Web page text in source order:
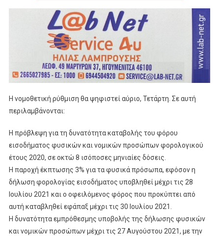
Η νομοθετική ρύθμιση θα ψηφιστεί αύριο, Τετάρτη. Σε αυτή
περιλαμβάνονται:
Η πρόβλεψη για τη δυνατότητα καταβολής του φόρου
εισοδήματος φυσικών και νομικών προσώπων φορολογικού
έτους 2020, σε οκτώ 8 ισόποσες μηνιαίες δόσεις.
Η παροχή έκπτωσης 3% για τα φυσικά πρόσωπα, εφόσον η
δήλωση φορολογίας εισοδήματος υποβληθεί μέχρι τις 28
Ιουλίου 2021 και ο οφειλόμενος φόρος που προκύπτει από
αυτή καταβληθεί εφάπαξ μέχρι τις 30 Ιουλίου 2021.
Η δυνατότητα εμπρόθεσμης υποβολής της δήλωσης φυσικών
και νομικών προσώπων μέχρι τις 27 Αυγούστου 2021, με την